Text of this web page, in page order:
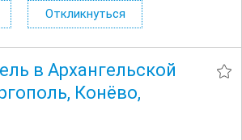
гибкий график — 5/2 с плавающими
сменами...
Откликнуться
в Архангельской
Конёво,